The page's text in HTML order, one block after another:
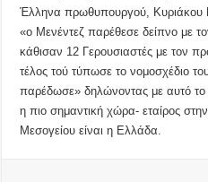
Έλληνα πρωθυπουργού, Κυριάκου
«ο Μενέντεζ παρέθεσε δείπνο με
κάθισαν 12 Γερουσιαστές με τον
τέλος τού τύπωσε το νομοσχέδιο
παρέδωσε» δηλώνοντας με αυτό
η πιο σημαντική χώρα- εταίρος
Μεσογείου είναι η Ελλάδα.